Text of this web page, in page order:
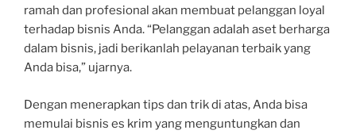
ramah dan profesional akan membuat pelanggan loyal
terhadap bisnis Anda. “Pelanggan adalah aset berharga
dalam bisnis, jadi berikanlah pelayanan terbaik yang
Anda bisa,” ujarnya.
Dengan menerapkan tips dan trik di atas, Anda bisa
memulai bisnis es krim yang menguntungkan dan